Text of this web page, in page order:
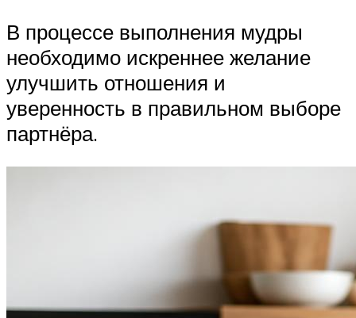
В процессе выполнения мудры
необходимо искреннее желание
улучшить отношения и
уверенность в правильном выборе
партнёра.